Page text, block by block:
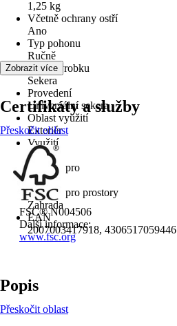
1,25 kg
Včetně ochrany ostří
Ano
Typ pohonu
Ručně
Druh výrobku
Sekera
Provedení
Univerzální sekera
Oblast využití
Exteriér
Využití
Štípání
Vhodné pro
Dřevo
Vhodné pro prostory
Zahrada
EAN
2007003417918, 4306517059446
Zobrazit více
Certifikáty a služby
Přeskočit oblast
FSC® N004506
Další informace:
www.fsc.org
Popis
Přeskočit oblast